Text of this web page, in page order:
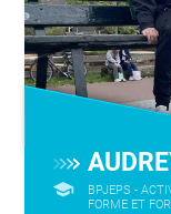
BPJEPS -
FORME ET